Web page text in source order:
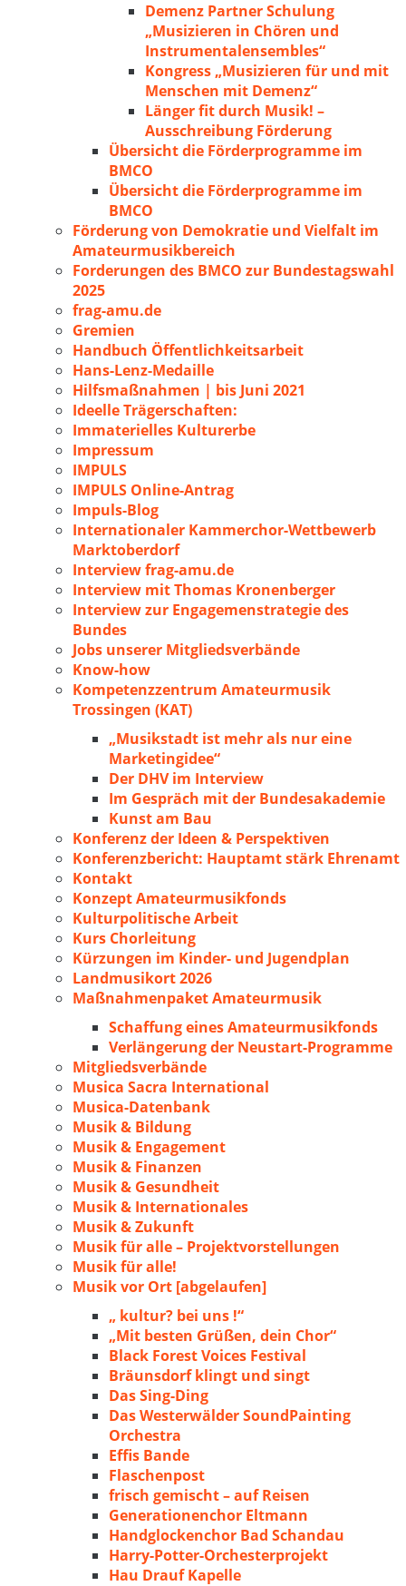
Demenz Partner Schulung
„Musizieren in Chören und
Instrumentalensembles“
Kongress „Musizieren für und mit
Menschen mit Demenz“
Länger fit durch Musik! –
Ausschreibung Förderung
Übersicht die Förderprogramme im
BMCO
Übersicht die Förderprogramme im
BMCO
Förderung von Demokratie und Vielfalt im
Amateurmusikbereich
Forderungen des BMCO zur Bundestagswahl
2025
frag-amu.de
Gremien
Handbuch Öffentlichkeitsarbeit
Hans-Lenz-Medaille
Hilfsmaßnahmen | bis Juni 2021
Ideelle Trägerschaften:
Immaterielles Kulturerbe
Impressum
IMPULS
IMPULS Online-Antrag
Impuls-Blog
Internationaler Kammerchor-Wettbewerb
Marktoberdorf
Interview frag-amu.de
Interview mit Thomas Kronenberger
Interview zur Engagemenstrategie des
Bundes
Jobs unserer Mitgliedsverbände
Know-how
Kompetenzzentrum Amateurmusik
Trossingen (KAT)
„Musikstadt ist mehr als nur eine
Marketingidee“
Der DHV im Interview
Im Gespräch mit der Bundesakademie
Kunst am Bau
Konferenz der Ideen & Perspektiven
Konferenzbericht: Hauptamt stärk Ehrenamt
Kontakt
Konzept Amateurmusikfonds
Kulturpolitische Arbeit
Kurs Chorleitung
Kürzungen im Kinder- und Jugendplan
Landmusikort 2026
Maßnahmenpaket Amateurmusik
Schaffung eines Amateurmusikfonds
Verlängerung der Neustart-Programme
Mitgliedsverbände
Musica Sacra International
Musica-Datenbank
Musik & Bildung
Musik & Engagement
Musik & Finanzen
Musik & Gesundheit
Musik & Internationales
Musik & Zukunft
Musik für alle – Projektvorstellungen
Musik für alle!
Musik vor Ort [abgelaufen]
„ kultur? bei uns !“
„Mit besten Grüßen, dein Chor“
Black Forest Voices Festival
Bräunsdorf klingt und singt
Das Sing-Ding
Das Westerwälder SoundPainting
Orchestra
Effis Bande
Flaschenpost
frisch gemischt – auf Reisen
Generationenchor Eltmann
Handglockenchor Bad Schandau
Harry-Potter-Orchesterprojekt
Hau Drauf Kapelle